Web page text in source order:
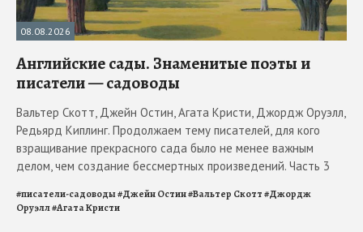
08.08.2026
Английские сады. Знаменитые поэты и
писатели — садоводы
Вальтер Скотт, Джейн Остин, Агата Кристи, Джордж Оруэлл,
Редьярд Киплинг. Продолжаем тему писателей, для кого
взращивание прекрасного сада было не менее важным
делом, чем создание бессмертных произведений. Часть 3
#писатели-садоводы#Джейн Остин#Вальтер Скотт#Джордж
Оруэлл#Агата Кристи